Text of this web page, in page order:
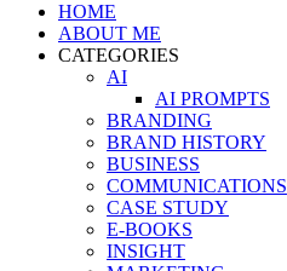
HOME
ABOUT ME
CATEGORIES
AI
AI PROMPTS
BRANDING
BRAND HISTORY
BUSINESS
COMMUNICATIONS
CASE STUDY
E-BOOKS
INSIGHT